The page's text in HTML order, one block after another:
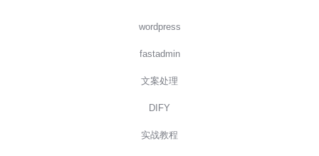
wordpress
fastadmin
文案处理
DIFY
实战教程